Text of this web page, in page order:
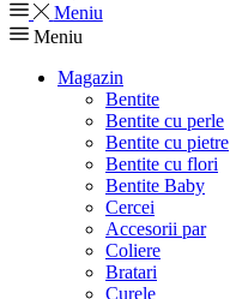
Meniu
Meniu
Magazin
Bentite
Bentite cu perle
Bentite cu pietre
Bentite cu flori
Bentite Baby
Cercei
Accesorii par
Coliere
Bratari
Curele